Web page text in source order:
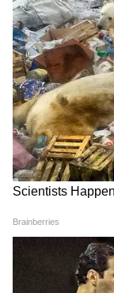
Image Credit :
रुक्मिणी वसंत
रुक्मिणी वसंत
नजर आईं थीं।
साथ बॉक्स
ने 800-900
बाद रुक्मिणी को
5